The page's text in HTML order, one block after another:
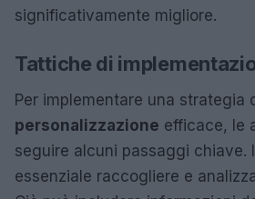
significativamente migliore.
Tattiche di
Per implementare una strategia
personalizzazione efficace, le
seguire alcuni passaggi chiave.
essenziale raccogliere e